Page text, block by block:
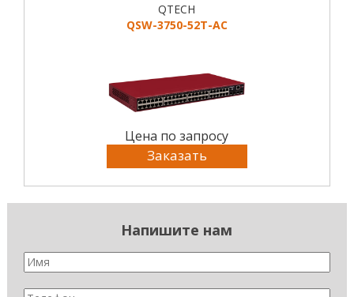
QTECH
QSW-3750-52T-AC
Цена по запросу
Заказать
Напишите нам